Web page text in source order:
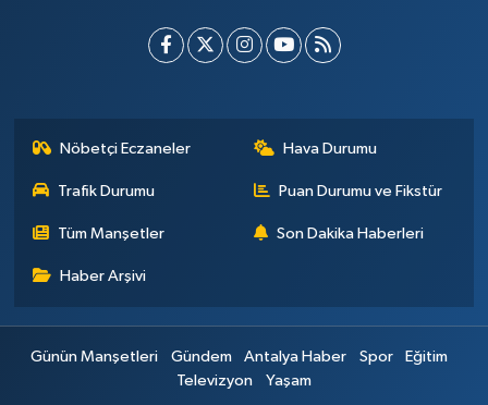
Nöbetçi Eczaneler Hava Durumu
Trafik Durumu Puan Durumu ve Fikstür
Tüm Manşetler Son Dakika Haberleri
Haber Arşivi
Günün Manşetleri Gündem Antalya Haber Spor
Eğitim
Televizyon
Yaşam